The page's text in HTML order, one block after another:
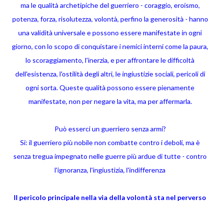
ma le qualità archetipiche del guerriero - coraggio, eroismo,
potenza, forza, risolutezza, volontà, perfino la generosità - hanno
una validità universale e possono essere manifestate in ogni
giorno, con lo scopo di conquistare i nemici interni come la paura,
lo scoraggiamento, l'inerzia, e per affrontare le difficoltà
dell'esistenza, l'ostilità degli altri, le ingiustizie sociali, pericoli di
ogni sorta. Queste qualità possono essere pienamente
manifestate, non per negare la vita, ma per affermarla.
Può esserci un guerriero senza armi?
Si: il guerriero più nobile non combatte contro i deboli, ma è
senza tregua impegnato nelle guerre più ardue di tutte - contro
l'ignoranza, l'ingiustizia, l'indifferenza
Il pericolo principale nella via della volontà sta nel perverso